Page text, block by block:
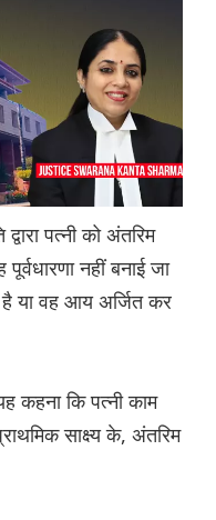
पत्नी को अंतरिम
नहीं बनाई जा
या वह आय अर्जित कर
कहना कि पत्नी काम
साक्ष्य के, अंतरिम